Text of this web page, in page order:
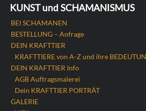
KUNST und SCHAMANISMUS
BEI SCHAMANEN
BESTELLUNG – Anfrage
DEIN KRAFTTIER
KRAFTTIERE von A-Z und ihre
DEIN KRAFTTIER Info
AGB Auftragsmalerei
Dein KRAFTTIER PORTRÄT
GALERIE